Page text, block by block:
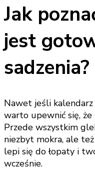
Jak
jest
sadzenia?
Nawet jeśli kalendarz
warto upewnić się,
Przede wszystkim
niezbyt mokra, ale
lepi się do łopaty i
wcześnie.